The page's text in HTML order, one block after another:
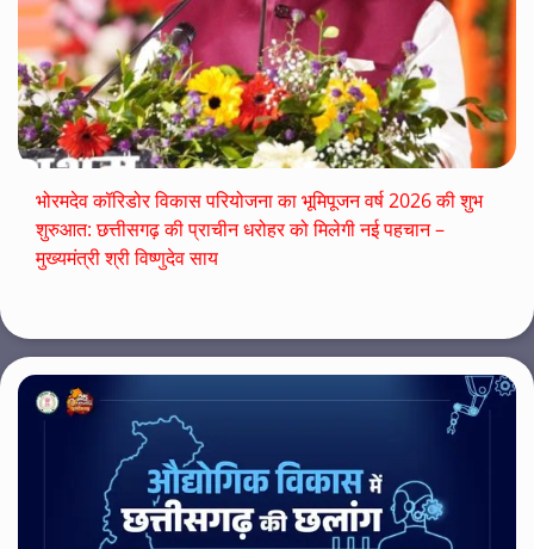
भोरमदेव कॉरिडोर विकास परियोजना का भूमिपूजन वर्ष 2026 की शुभ
शुरुआत: छत्तीसगढ़ की प्राचीन धरोहर को मिलेगी नई पहचान –
मुख्यमंत्री श्री विष्णुदेव साय